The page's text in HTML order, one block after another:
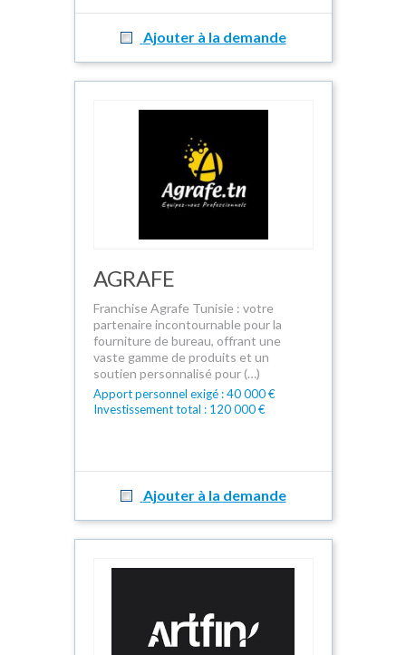
Ajouter à la demande
AGRAFE
Franchise Agrafe Tunisie : votre
partenaire incontournable pour la
fourniture de bureau, offrant une
vaste gamme de produits et un
soutien personnalisé pour (…)
Apport personnel exigé : 40 000 €
Investissement total : 120 000 €
Ajouter à la demande